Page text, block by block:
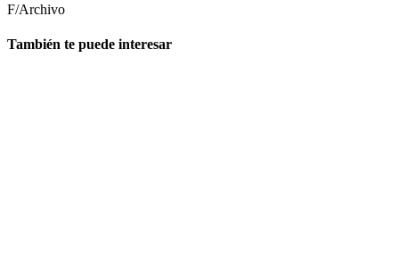
F/Archivo
También te puede interesar